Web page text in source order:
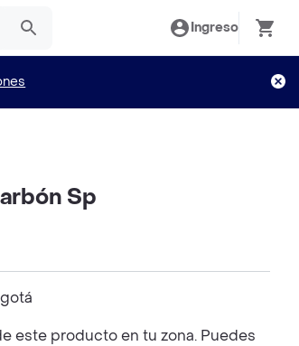
Ingreso
Sp
este producto en tu zona. Puedes